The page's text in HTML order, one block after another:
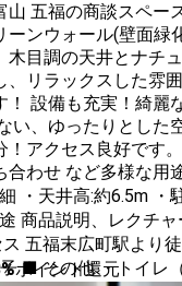
山 五福の商談スペー
ーンウォール(壁面緑
木目調の天井とナチ
、リラックスした雰
アコ
、ゆったりとした空間で
ス良好です。 商品説明、レク
合わせ など多様な用
レッ
%ポイント還元